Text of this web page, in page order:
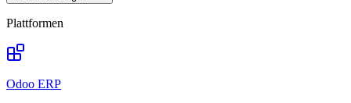
Plattformen
Odoo ERP